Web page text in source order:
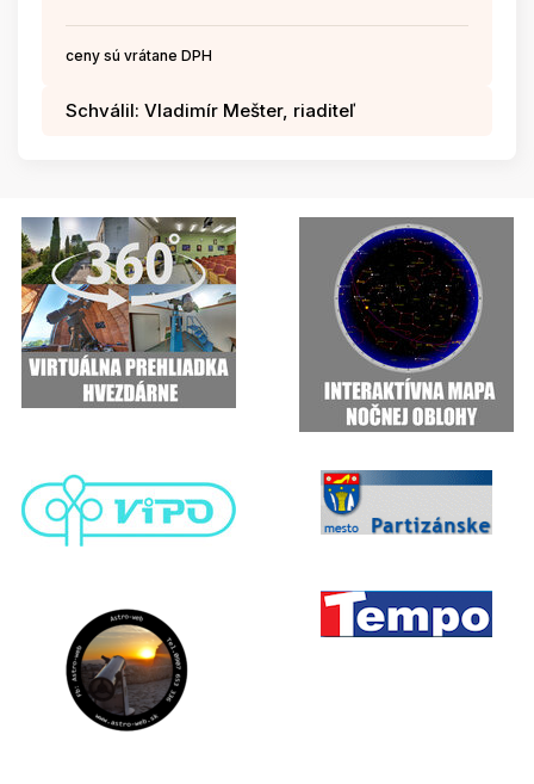
ceny sú vrátane DPH
Schválil: Vladimír Mešter, riaditeľ